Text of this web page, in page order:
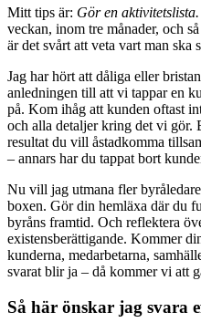
Mitt tips är: Gör en aktivitetslista.
veckan, inom tre månader, och
är det svårt att veta vart man ska
Jag har hört att dåliga eller
anledningen till att vi tappar en
på. Kom ihåg att kunden oftast
och alla detaljer kring det vi
resultat du vill åstadkomma
– annars har du tappat bort
Nu vill jag utmana fler
boxen. Gör din hemläxa där du
byråns framtid. Och reflektera
existensberättigande. Kommer
kunderna, medarbetarna,
svarat blir ja – då kommer vi att
Så här önskar jag svara